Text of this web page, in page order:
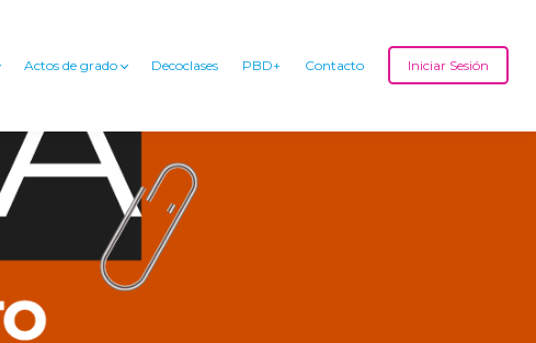
Actos de grado Decoclases PBD+ Contacto Iniciar Sesión